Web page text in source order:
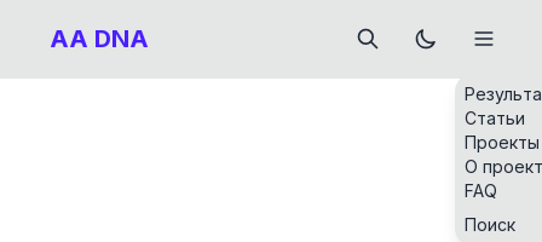
AA DNA
Статьи
Проекты
О
FAQ
Поиск